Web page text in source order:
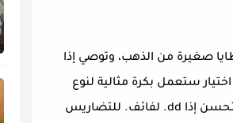
صغيرة من الذهب، وتوصي إذا
ستعمل بكرة مثالية لنوع
التربة. المعادن الأرضية جداً والقريبة من أماكن الحقول الكهربائية، من المستحسن إذا dd. لفائف. للتضاريس